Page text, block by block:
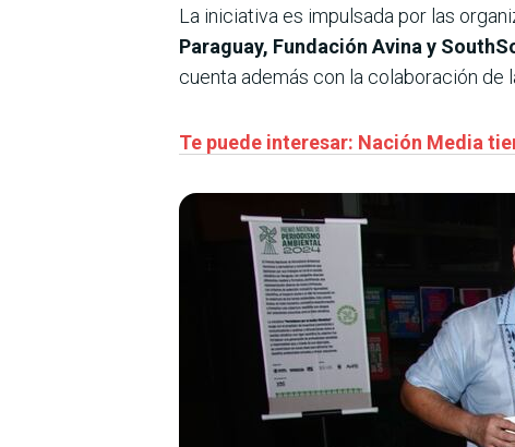
La iniciativa es impulsada por las
Paraguay, Fundación Avina y
cuenta además con la colaboración de
Te puede interesar: Nación Media